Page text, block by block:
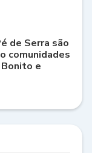
de Serra são
comunidades
e